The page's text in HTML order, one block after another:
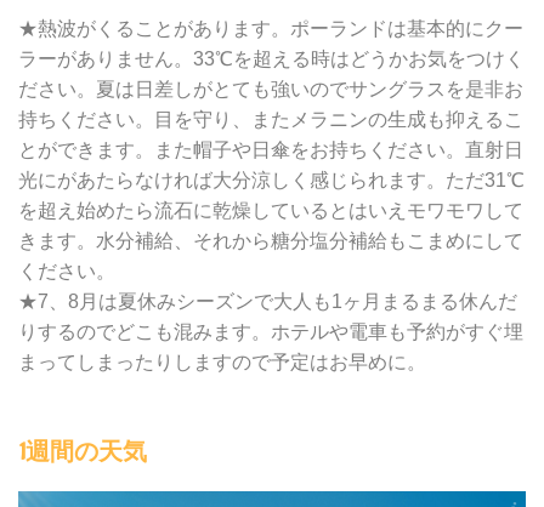
★熱波がくることがあります。ポーランドは基本的にクー
ラーがありません。33℃を超える時はどうかお気をつけく
ださい。夏は日差しがとても強いのでサングラスを是非お
持ちください。目を守り、またメラニンの生成も抑えるこ
とができます。また帽子や日傘をお持ちください。直射日
光にがあたらなければ大分涼しく感じられます。ただ31℃
を超え始めたら流石に乾燥しているとはいえモワモワして
きます。水分補給、それから糖分塩分補給もこまめにして
ください。
★7、8月は夏休みシーズンで大人も1ヶ月まるまる休んだ
りするのでどこも混みます。ホテルや電車も予約がすぐ埋
まってしまったりしますので予定はお早めに。
1週間の天気